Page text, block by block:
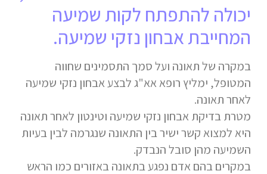
יכולה להתפתח לקות שמיעה
המחייבת אבחון נזקי שמיעה.
במקרה של תאונה ועל סמך התסמינים שחווה
המטופל, ימליץ רופא אא"ג לבצע אבחון נזקי שמיעה
לאחר תאונה.
מטרת בדיקת אבחון נזקי שמיעה וטינטון לאחר תאונה
היא למצוא קשר ישיר בין התאונה שנגרמה לבין בעיות
השמיעה מהן סובל הנבדק.
במקרים בהם אדם נפגע בתאונה באזורים כמו הראש